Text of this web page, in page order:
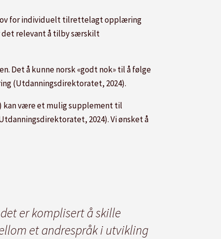
for individuelt tilrettelagt opplæring
det relevant å tilby særskilt
Det å kunne norsk «godt nok» til å følge
(Utdanningsdirektoratet, 2024).
kan være et mulig supplement til
2024). Vi ønsket å
er komplisert å skille
et andrespråk i utvikling